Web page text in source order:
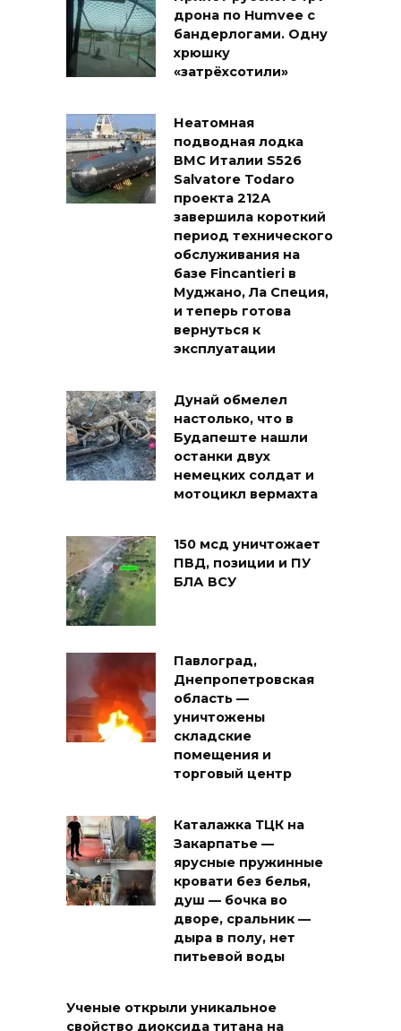
дрона по Humvee с
бандерлогами. Одну
хрюшку
«затрёхсотили»
Неатомная
подводная лодка
ВМС Италии S526
Salvatore Todaro
проекта 212А
завершила короткий
период технического
обслуживания на
базе Fincantieri в
Муджано, Ла Специя,
и теперь готова
вернуться к
эксплуатации
Дунай обмелел
настолько, что в
Будапеште нашли
останки двух
немецких солдат и
мотоцикл вермахта
150 мсд уничтожает
ПВД, позиции и ПУ
БЛА ВСУ
Павлоград,
Днепропетровская
область —
уничтожены
складские
помещения и
торговый центр
Каталажка ТЦК на
Закарпатье —
ярусные пружинные
кровати без белья,
душ — бочка во
дворе, сральник —
дыра в полу, нет
питьевой воды
Ученые открыли уникальное
свойство диоксида титана на